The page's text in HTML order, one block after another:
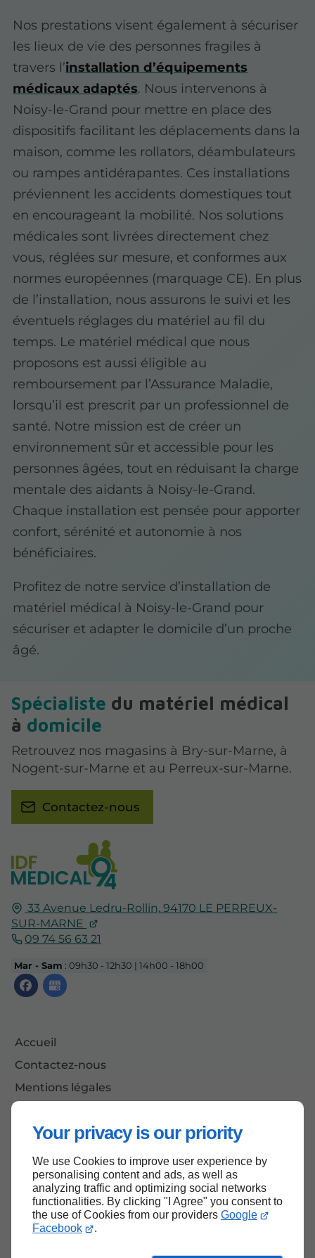
Your privacy is our priority
We use Cookies to improve user experience by
personalising content and ads, as well as
analyzing traffic and optimizing social networks
functionalities. By clicking "I Agree" you consent to
the use of Cookies from our providers Google
Facebook
.
Nos prestations visent également à sécuriser
les lieux de vie des personnes fragiles à
travers l’installation d’équipements
médicaux adaptés. Nous intervenons à
Noisy-le-Grand pour mettre en place des
dispositifs facilitant les déplacements dans la
maison, comme les rollators, déambulateurs
ou rampes antidérapantes. Ces installations
préviennent les accidents domestiques tout
en encourageant la mobilité. Nos solutions
médicales sont livrées directement chez
vous, réglées sur mesure, et conformes aux
normes européennes (marquage CE). En plus
de l’installation, nous assurons le suivi et les
éventuels réglages du matériel au fil du
temps. Le matériel médical que nous
proposons est aussi éligible au
remboursement par l’Assurance Maladie,
lorsqu’il est prescrit par un professionnel de
santé. Notre mission est de créer un
environnement sûr et accessible pour les
personnes âgées, tout en réduisant la charge
mentale des aidants à Noisy-le-Grand.
Chaque installation est pensée pour apporter
confort, sérénité et autonomie à nos
bénéficiaires.
Profitez de notre service d’installation de
matériel médical à Noisy-le-Grand pour
sécuriser et adapter le domicile d’un proche
âgé.
33 Avenue Ledru-Rollin, 94170 LE PERREUX-
SUR-MARNE
09 74 56 63 21
Mar - Sam : 09h30 - 12h30 | 14h00 - 18h00
Accueil
Contactez-nous
Mentions légales
Spécialiste du matériel médical
à domicile
Retrouvez nos magasins à Bry-sur-Marne, à
Nogent-sur-Marne et au Perreux-sur-Marne.
Contactez-nous
Haut de page